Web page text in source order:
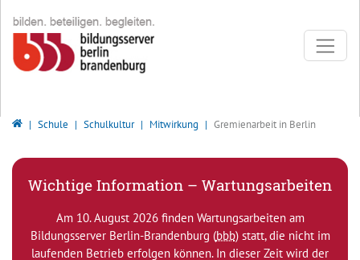
Bildungsserver Berlin - Brandenburg
Schule Schulkultur Mitwirkung Gremienarbeit in Berlin
Wichtige Information – Wartungsarbeiten
Am 10. August 2026 finden Wartungsarbeiten am
Bildungsserver Berlin-Brandenburg (bbb) statt, die nicht im
laufenden Betrieb erfolgen können. In dieser Zeit wird der